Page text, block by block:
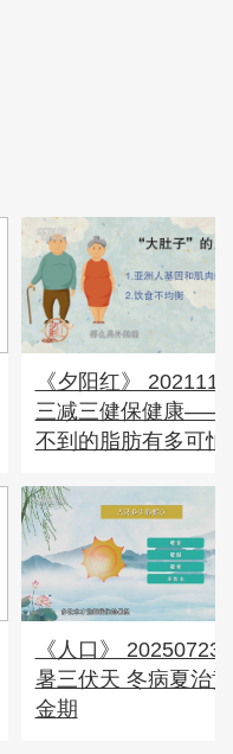
《夕阳红》
三减三健保健康——
不到的脂肪有多可怕
《人口》 20250723
暑三伏天 冬病夏治黄
金期